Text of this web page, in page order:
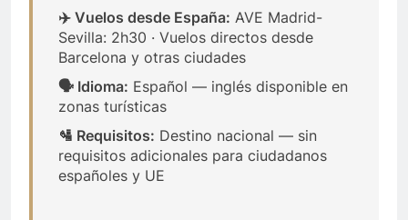
✈️ Vuelos desde España: AVE Madrid-
Sevilla: 2h30 · Vuelos directos desde
Barcelona y otras ciudades
🗣️ Idioma: Español — inglés disponible en
zonas turísticas
🛂 Requisitos: Destino nacional — sin
requisitos adicionales para ciudadanos
españoles y UE